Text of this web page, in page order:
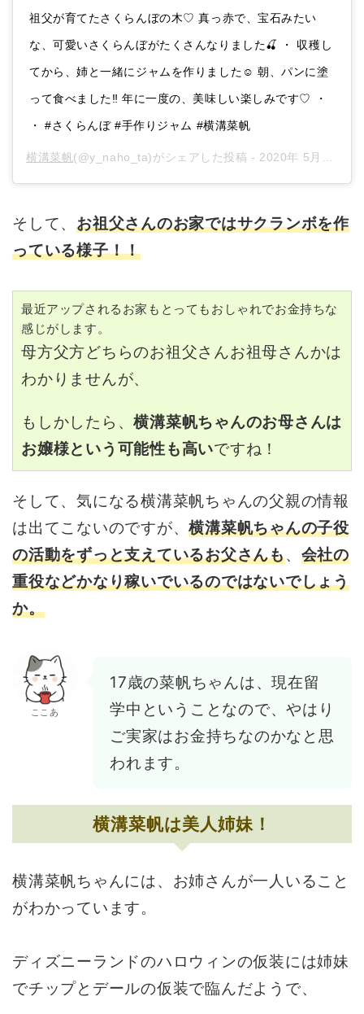
祖父が育てたさくらんぼの木♡ 真っ赤で、宝石みたい
な、可愛いさくらんぼがたくさんなりました🍒 ・ 収穫し
てから、姉と一緒にジャムを作りました☺️ 朝、パンに塗
って食べました‼︎ 年に一度の、美味しい楽しみです♡ ・
・ #さくらんぼ #手作りジャム #横溝菜帆
横溝菜帆 (@y_naho_ta)がシェアした投稿 - 2020年 5月月5日午後9時36分PDT
そして、お祖父さんのお家ではサクランボを作
っている様子！！
最近アップされるお家もとってもおしゃれでお金持ちな
感じがします。
母方父方どちらのお祖父さんお祖母さんかは
わかりませんが、
もしかしたら、横溝菜帆ちゃんのお母さんは
お嬢様という可能性も高いですね！
そして、気になる横溝菜帆ちゃんの父親の情報
は出てこないのですが、横溝菜帆ちゃんの子役
の活動をずっと支えているお父さんも、 会社の
重役などかなり稼いでいるのではないでしょう
か。
ここあ
17歳の菜帆ちゃんは、現在留
学中ということなので、やはり
ご実家はお金持ちなのかなと思
われます。
横溝菜帆は美人姉妹！
横溝菜帆ちゃんには、お姉さんが一人いること
がわかっています。
ディズニーランドのハロウィンの仮装には姉妹
でチップとデールの仮装で臨んだようで、